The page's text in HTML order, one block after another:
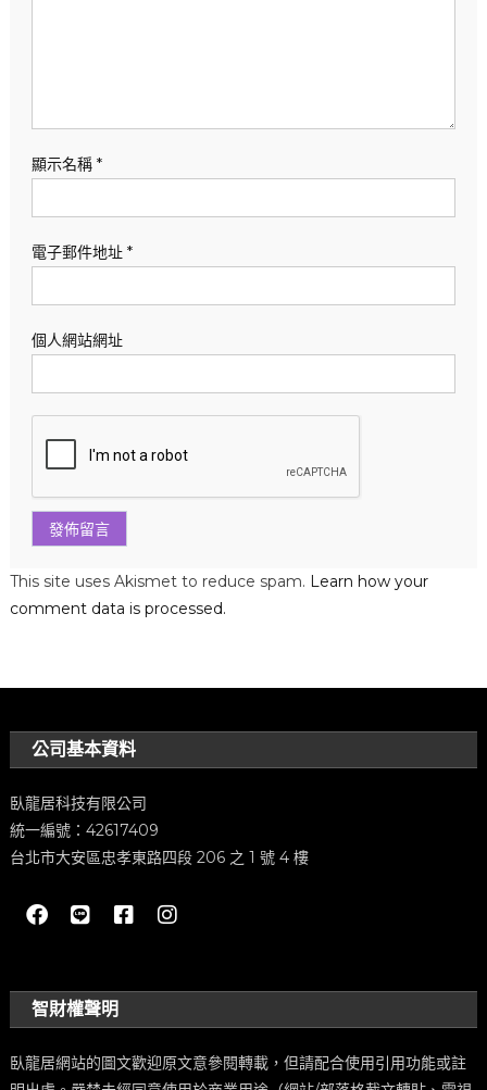
顯示名稱 *
電子郵件地址 *
個人網站網址
This site uses Akismet to reduce spam. Learn how your
comment data is processed.
公司基本資料
臥龍居科技有限公司
統一編號：42617409
台北市大安區忠孝東路四段 206 之 1 號 4 樓
智財權聲明
臥龍居網站的圖文歡迎原文意參閱轉載，但請配合使用引用功能或註